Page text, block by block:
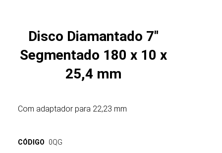
Disco Diamantado 7"
Segmentado 180 x 10 x
25,4 mm
Com adaptador para 22,23 mm
CÓDIGO 0QG